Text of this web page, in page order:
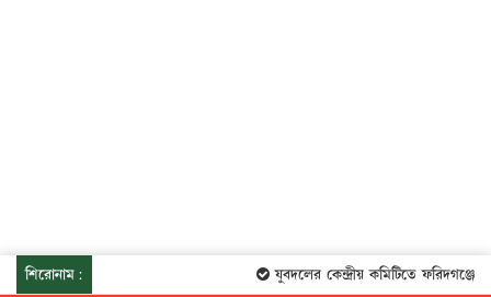
শিরোনাম: যুবদলের কেন্দ্রীয় কমিটিতে ফরিদগঞ্জের